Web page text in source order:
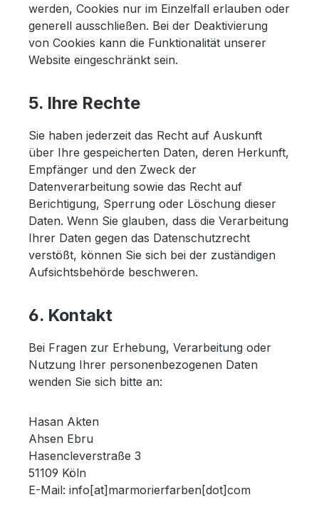
werden, Cookies nur im Einzelfall erlauben oder
generell ausschließen. Bei der Deaktivierung
von Cookies kann die Funktionalität unserer
Website eingeschränkt sein.
5. Ihre Rechte
Sie haben jederzeit das Recht auf Auskunft
über Ihre gespeicherten Daten, deren Herkunft,
Empfänger und den Zweck der
Datenverarbeitung sowie das Recht auf
Berichtigung, Sperrung oder Löschung dieser
Daten. Wenn Sie glauben, dass die Verarbeitung
Ihrer Daten gegen das Datenschutzrecht
verstößt, können Sie sich bei der zuständigen
Aufsichtsbehörde beschweren.
6. Kontakt
Bei Fragen zur Erhebung, Verarbeitung oder
Nutzung Ihrer personenbezogenen Daten
wenden Sie sich bitte an:
Hasan Akten
Ahsen Ebru
Hasencleverstraße 3
51109 Köln
E-Mail: info[at]marmorierfarben[dot]com